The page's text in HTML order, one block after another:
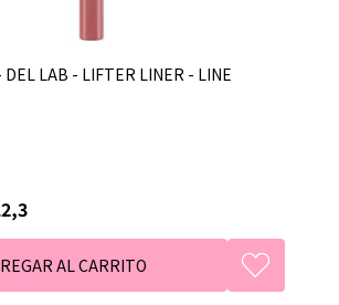
DEL LAB - LIFTER LINER - LINE